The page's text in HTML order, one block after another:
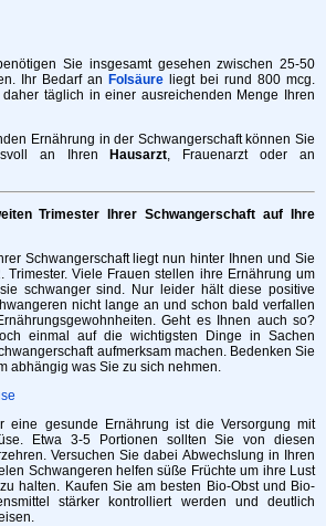
Sie insgesamt gesehen zwischen 25-50
Ihr Bedarf an Folsäure liegt bei rund 800 mcg.
täglich in einer ausreichenden Menge Ihren
Ernährung in der Schwangerschaft können Sie
an Ihren
Hausarzt, Frauenarzt oder an
Trimester Ihrer Schwangerschaft auf Ihre
Schwangerschaft liegt nun hinter Ihnen und Sie
Trimester. Viele Frauen stellen ihre Ernährung um
schwanger sind. Nur leider hält diese positive
nicht lange an und schon bald verfallen
Geht es Ihnen auch so?
einmal auf die wichtigsten Dinge in Sachen
aufmerksam machen. Bedenken Sie
abhängig was Sie zu sich nehmen.
eine gesunde Ernährung ist die Versorgung mit
Etwa 3-5 Portionen sollten Sie von diesen
Versuchen Sie dabei Abwechslung in Ihren
Schwangeren helfen süße Früchte um ihre Lust
halten. Kaufen Sie am besten Bio-Obst und Bio-
stärker kontrolliert werden und deutlich